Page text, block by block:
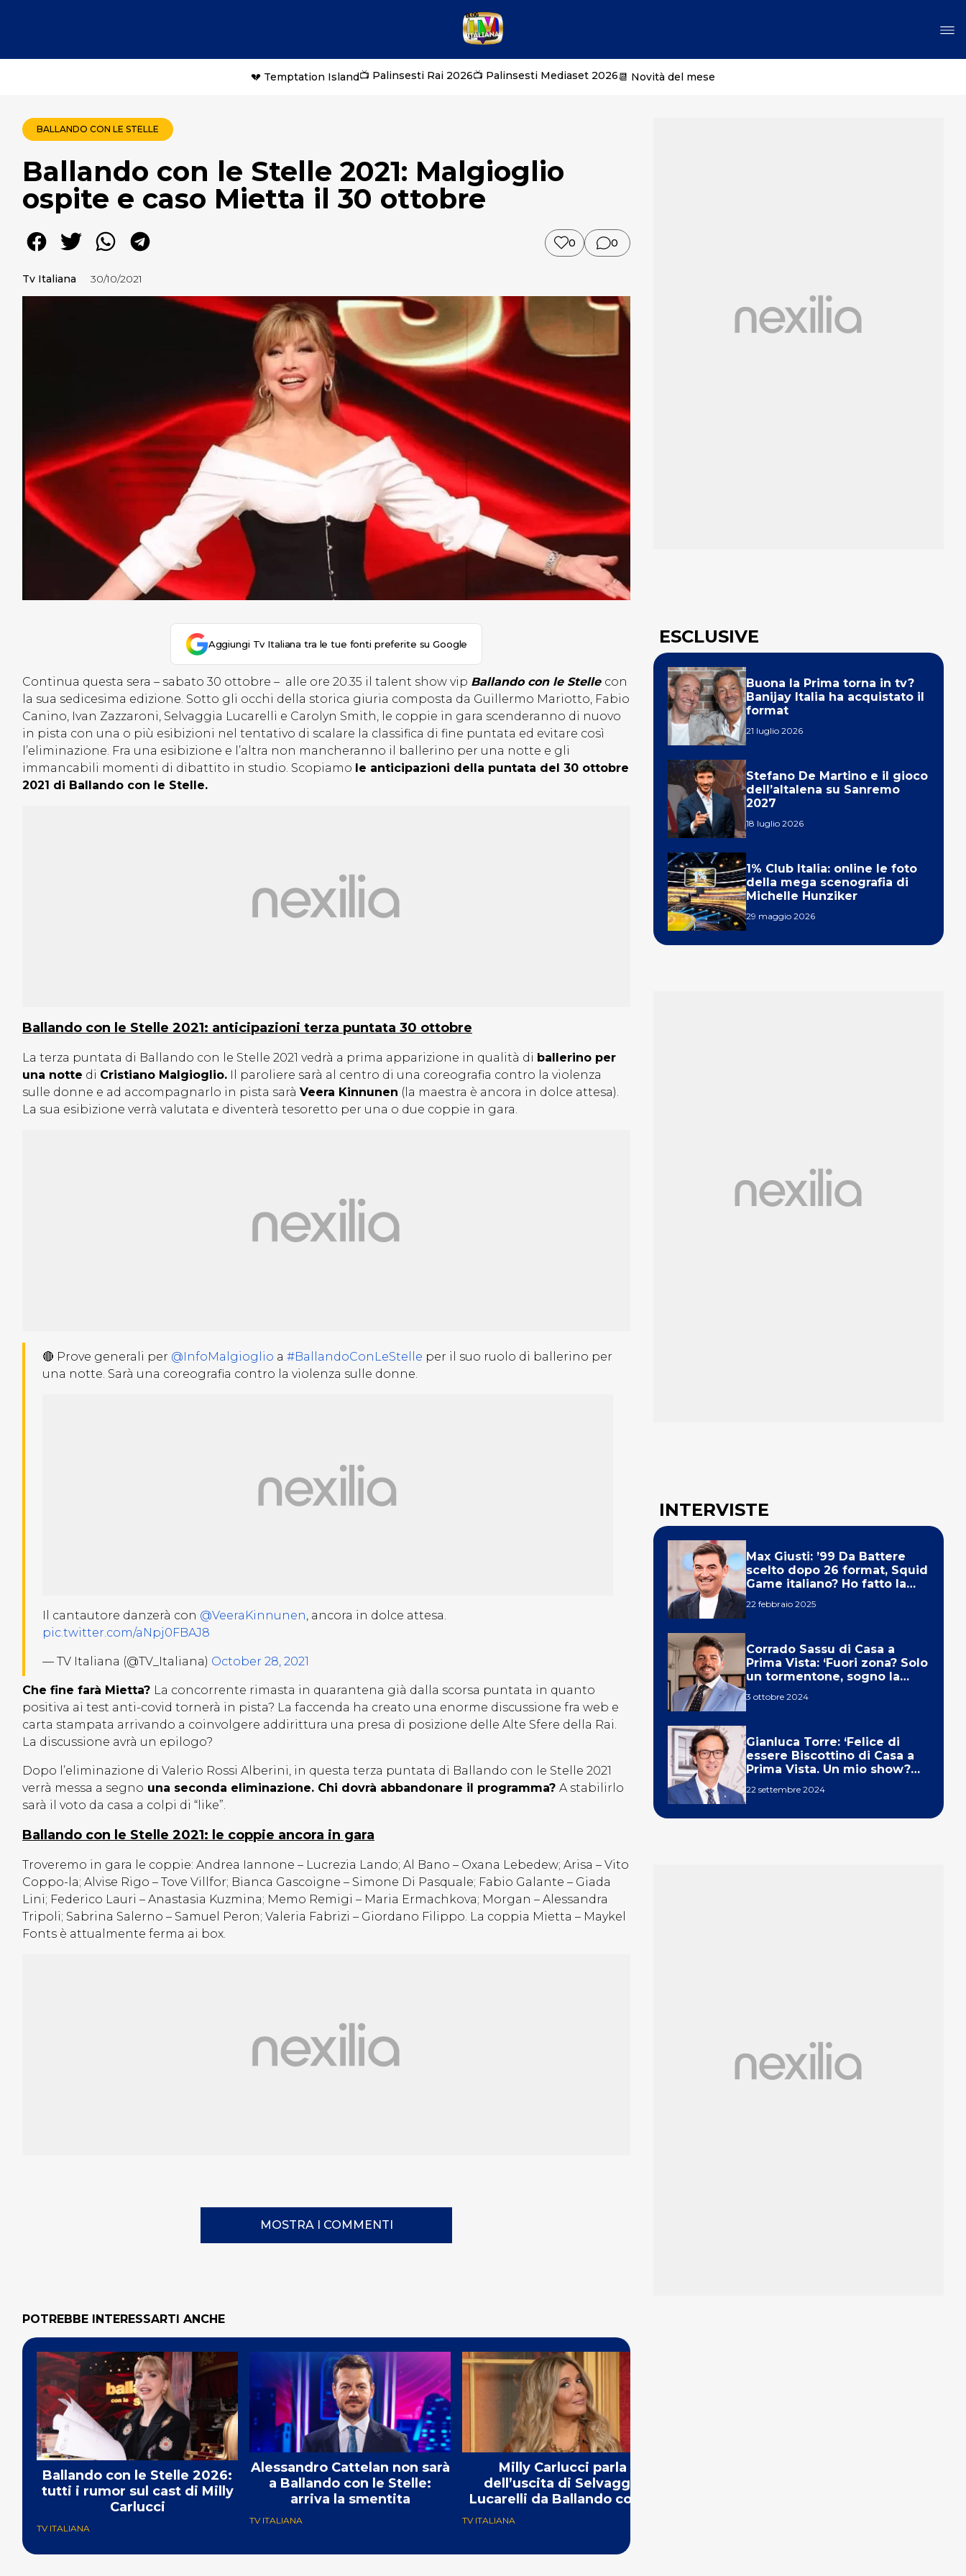
💔 Temptation Island📺 Palinsesti Rai 2026📺 Palinsesti Mediaset 2026📆 Novità del mese
BALLANDO CON LE STELLE
Ballando con le Stelle 2021: Malgioglio
ospite e caso Mietta il 30 ottobre
0 0
Tv Italiana 30/10/2021
Aggiungi Tv Italiana tra le tue fonti preferite su Google
Continua questa sera – sabato 30 ottobre – alle ore 20.35 il talent show vip Ballando con le Stelle con
la sua sedicesima edizione. Sotto gli occhi della storica giuria composta da Guillermo Mariotto, Fabio
Canino, Ivan Zazzaroni, Selvaggia Lucarelli e Carolyn Smith, le coppie in gara scenderanno di nuovo
in pista con una o più esibizioni nel tentativo di scalare la classifica di fine puntata ed evitare così
l’eliminazione. Fra una esibizione e l’altra non mancheranno il ballerino per una notte e gli
immancabili momenti di dibattito in studio. Scopiamo le anticipazioni della puntata del 30 ottobre
2021 di Ballando con le Stelle.
Ballando con le Stelle 2021: anticipazioni terza puntata 30 ottobre
La terza puntata di Ballando con le Stelle 2021 vedrà a prima apparizione in qualità di ballerino per
una notte di Cristiano Malgioglio. Il paroliere sarà al centro di una coreografia contro la violenza
sulle donne e ad accompagnarlo in pista sarà Veera Kinnunen (la maestra è ancora in dolce attesa).
La sua esibizione verrà valutata e diventerà tesoretto per una o due coppie in gara.
🔴 Prove generali per @InfoMalgioglio a #BallandoConLeStelle per il suo ruolo di ballerino per
una notte. Sarà una coreografia contro la violenza sulle donne.
Il cantautore danzerà con @VeeraKinnunen, ancora in dolce attesa.
pic.twitter.com/aNpj0FBAJ8
— TV Italiana (@TV_Italiana) October 28, 2021
Che fine farà Mietta? La concorrente rimasta in quarantena già dalla scorsa puntata in quanto
positiva ai test anti-covid tornerà in pista? La faccenda ha creato una enorme discussione fra web e
carta stampata arrivando a coinvolgere addirittura una presa di posizione delle Alte Sfere della Rai.
La discussione avrà un epilogo?
Dopo l’eliminazione di Valerio Rossi Alberini, in questa terza puntata di Ballando con le Stelle 2021
verrà messa a segno una seconda eliminazione. Chi dovrà abbandonare il programma? A stabilirlo
sarà il voto da casa a colpi di “like”.
Ballando con le Stelle 2021: le coppie ancora in gara
Troveremo in gara le coppie: Andrea Iannone – Lucrezia Lando; Al Bano – Oxana Lebedew; Arisa – Vito
Coppo-la; Alvise Rigo – Tove Villfor; Bianca Gascoigne – Simone Di Pasquale; Fabio Galante – Giada
Lini; Federico Lauri – Anastasia Kuzmina; Memo Remigi – Maria Ermachkova; Morgan – Alessandra
Tripoli; Sabrina Salerno – Samuel Peron; Valeria Fabrizi – Giordano Filippo. La coppia Mietta – Maykel
Fonts è attualmente ferma ai box.
MOSTRA I COMMENTI
POTREBBE INTERESSARTI ANCHE
Ballando con le Stelle 2026:
tutti i rumor sul cast di Milly
Carlucci
TV ITALIANA
Alessandro Cattelan non sarà
a Ballando con le Stelle:
arriva la smentita
TV ITALIANA
Milly Carlucci parla
dell’uscita di Selvaggia
Lucarelli da Ballando con le
TV ITALIANA
ESCLUSIVE
Buona la Prima torna in tv?
Banijay Italia ha acquistato il
format
21 luglio 2026
Stefano De Martino e il gioco
dell’altalena su Sanremo
2027
18 luglio 2026
1% Club Italia: online le foto
della mega scenografia di
Michelle Hunziker
29 maggio 2026
INTERVISTE
Max Giusti: ’99 Da Battere
scelto dopo 26 format, Squid
Game italiano? Ho fatto la
22 febbraio 2025
Corrado Sassu di Casa a
Prima Vista: ‘Fuori zona? Solo
un tormentone, sogno la
3 ottobre 2024
Gianluca Torre: ‘Felice di
essere Biscottino di Casa a
Prima Vista. Un mio show?
22 settembre 2024